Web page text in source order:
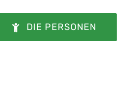
DIE PERSONEN